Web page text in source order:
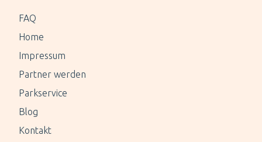
FAQ
Home
Impressum
Partner werden
Parkservice
Blog
Kontakt